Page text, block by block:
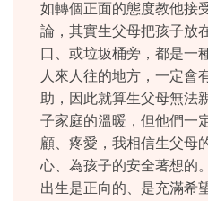
如轉個正面的態度教他接
論，其實生父母把孩子放
口、或垃圾桶旁，都是一
人來人往的地方，一定會
助，因此就算生父母無法
子家庭的溫暖，但他們一
顧、疼愛，我相信生父母
心、為孩子的安全著想的
出生是正向的、是充滿希